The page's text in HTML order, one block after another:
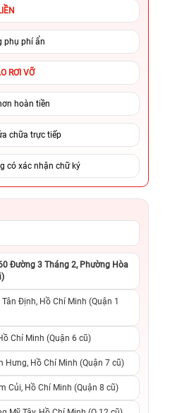
phụ phí ẩn
RƠI VỠ
hoàn tiền
chữa trực tiếp
có xác nhận chữ ký
Đường 3 Tháng 2, Phường Hòa
Định, Hồ Chí Minh (Quận 1
Chí Minh (Quận 6 cũ)
Hưng, Hồ Chí Minh (Quận 7 cũ)
Củi, Hồ Chí Minh (Quận 8 cũ)